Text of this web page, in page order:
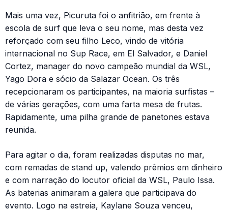
Mais uma vez, Picuruta foi o anfitrião, em frente à
escola de surf que leva o seu nome, mas desta vez
reforçado com seu filho Leco, vindo de vitória
internacional no Sup Race, em El Salvador, e Daniel
Cortez, manager do novo campeão mundial da WSL,
Yago Dora e sócio da Salazar Ocean. Os três
recepcionaram os participantes, na maioria surfistas –
de várias gerações, com uma farta mesa de frutas.
Rapidamente, uma pilha grande de panetones estava
reunida.
Para agitar o dia, foram realizadas disputas no mar,
com remadas de stand up, valendo prêmios em dinheiro
e com narração do locutor oficial da WSL, Paulo Issa.
As baterias animaram a galera que participava do
evento. Logo na estreia, Kaylane Souza venceu,